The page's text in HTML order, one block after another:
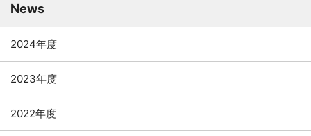
News
2024年度
2023年度
2022年度